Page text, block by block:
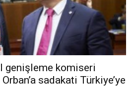
genişleme komiseri
sadakati Türkiye’ye